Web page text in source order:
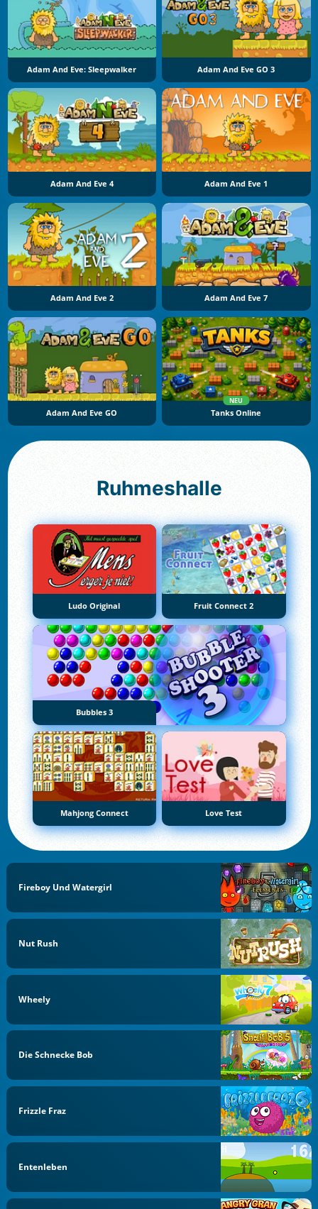
Adam And Eve: Sleepwalker Adam And Eve GO 3
Adam And Eve 4 Adam And Eve 1
Adam And Eve 2 Adam And Eve 7
Adam And Eve GO
NEU
Tanks Online
Ruhmeshalle
Ludo Original Fruit Connect 2
Bubbles 3
Mahjong Connect Love Test
Fireboy Und Watergirl
Nut Rush
Wheely
Die Schnecke Bob
Frizzle Fraz
Entenleben